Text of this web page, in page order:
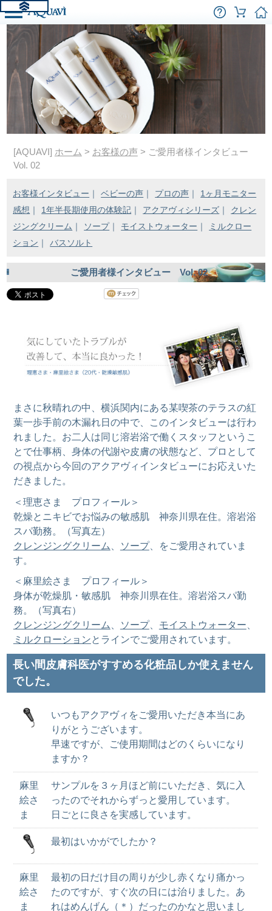
[AQUAVI] ホーム > お客様の声 > ご愛用者様インタビュー
Vol. 02
お客様インタビュー ｜ ベビーの声 ｜ プロの声 ｜
1ヶ月モニター
感想 ｜ 1年半長期使用の体験記 ｜ アクアヴィシリーズ ｜
クレン
ジングクリーム ｜ ソープ｜ モイストウォーター ｜
ミルクロー
ション ｜ バスソルト
ご愛用者様インタビュー Vol. 02
まさに秋晴れの中、横浜関内にある某喫茶のテラスの紅
葉一歩手前の木漏れ日の中で、このインタビューは行わ
れました。お二人は同じ溶岩浴で働くスタッフというこ
とで仕事柄、身体の代謝や皮膚の状態など、プロとして
の視点から今回のアクアヴィインタビューにお応えいた
だきました。
＜理恵さま プロフィール＞
乾燥とニキビでお悩みの敏感肌 神奈川県在住。溶岩浴
スパ勤務。（写真左）
クレンジングクリーム
ソープ、をご愛用されていま
す。
＜麻里絵さま プロフィール＞
身体が乾燥肌・敏感肌 神奈川県在住。溶岩浴スパ勤
務。（写真右）
クレンジングクリーム
ソープ、 モイストウォーター
ミルクローションとラインでご愛用されています。
長い間皮膚科医がすすめる化粧品しか使えません
でした。
いつもアクアヴィをご愛用いただき本当にあ
りがとうございます。
早速ですが、ご使用期間はどのくらいになり
ますか？
麻里
絵さ
ま
サンプルを３ヶ月ほど前にいただき、気に入
ったのでそれからずっと愛用しています。
日ごとに良さを実感しています。
最初はいかがでしたか？
麻里
絵さ
ま
最初の日だけ目の周りが少し赤くなり痛かっ
たのですが、すぐ次の日には治りました。あ
れはめんげん（＊）だったのかなと思いまし